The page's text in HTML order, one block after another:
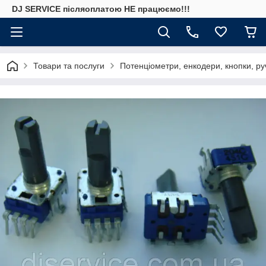
DJ SERVICE пiсляоплатою НЕ працюємо!!!
Товари та послуги Потенціометри, енкодери, кнопки,